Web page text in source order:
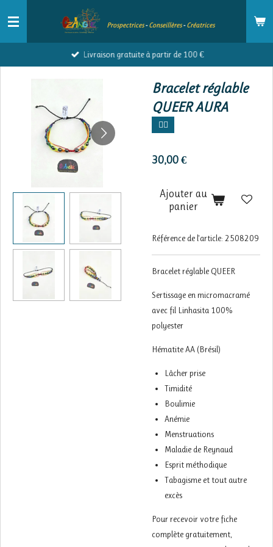
au
contenu
Prospectrices-Conseillères-Créatrices
Livraison gratuite à partir de 100 €
Bracelet réglable
QUEER AURA
🏳️‍🌈
30,00 €
Ajouter au
panier
Référence de l'article: 2508209
Bracelet réglable QUEER
Sertissage en micromacramé
avec fil Linhasita 100%
polyester
Hématite AA (Brésil)
Lâcher prise
Timidité
Boulimie
Anémie
Menstruations
Maladie de Reynaud
Esprit méthodique
Tabagisme et tout autre
excès
Pour recevoir votre fiche
complète gratuitement,